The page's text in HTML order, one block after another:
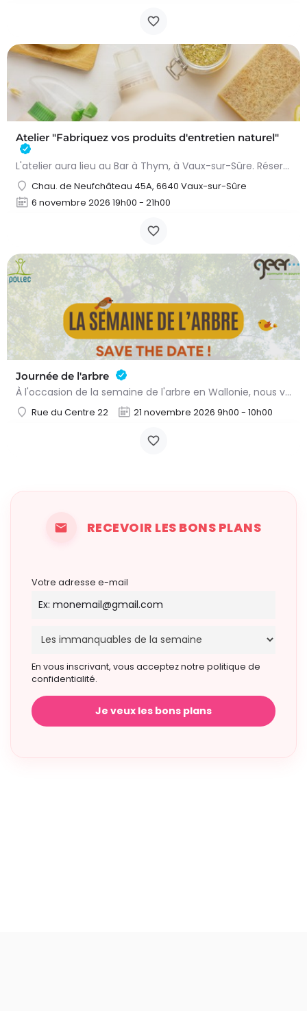
Atelier "Fabriquez vos produits d'entretien naturel"
L'atelier aura lieu au Bar à Thym, à Vaux-sur-Sûre. Réservation :
Chau. de Neufchâteau 45A, 6640 Vaux-sur-Sûre
6 novembre 2026 19h00 - 21h00
Journée de l'arbre
À l'occasion de la semaine de l'arbre en Wallonie, nous vous proposons l'annuelle distribution gratuite des…
Rue du Centre 22 21 novembre 2026 9h00 - 10h00
RECEVOIR LES BONS PLANS
Votre adresse e-mail
En vous inscrivant, vous acceptez notre politique de
confidentialité.